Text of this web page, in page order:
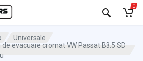
0
Universale
evacuare cromat VW Passat B8.5 SD